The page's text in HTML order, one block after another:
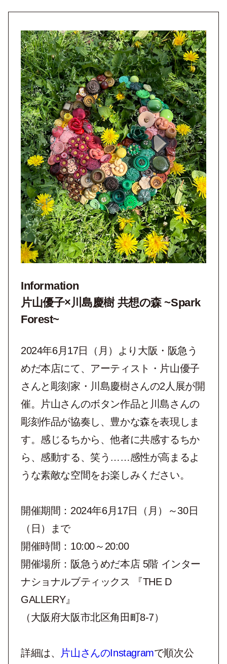
Information
片山優子×川島慶樹 共想の森 ~Spark
Forest~
2024年6月17日（月）より大阪・阪急う
めだ本店にて、アーティスト・片山優子
さんと彫刻家・川島慶樹さんの2人展が開
催。片山さんのボタン作品と川島さんの
彫刻作品が協奏し、豊かな森を表現しま
す。感じるちから、他者に共感するちか
ら、感動する、笑う……感性が高まるよ
うな素敵な空間をお楽しみください。
開催期間：2024年6月17日（月）～30日
（日）まで
開催時間：10:00～20:00
開催場所：阪急うめだ本店 5階 インター
ナショナルブティックス 『THE D
GALLERY』
（大阪府大阪市北区角田町8-7）
詳細は、 片山さんのInstagramで順次公